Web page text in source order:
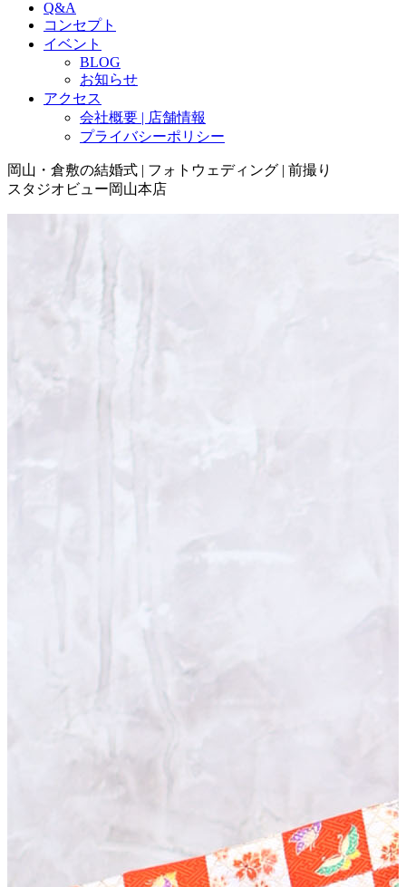
Q&A
コンセプト
イベント
BLOG
お知らせ
アクセス
会社概要 | 店舗情報
プライバシーポリシー
岡山・倉敷の結婚式 | フォトウェディング | 前撮り
スタジオビュー岡山本店